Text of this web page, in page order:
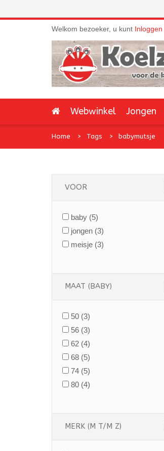
Welkom bezoeker, u kunt Inloggen
Webwinkel Jongen
Home Tags babymutsje
VOOR
baby (5)
jongen (3)
meisje (3)
MAAT (BABY)
50 (3)
56 (3)
62 (4)
68 (5)
74 (5)
80 (4)
MERK (M T/M Z)